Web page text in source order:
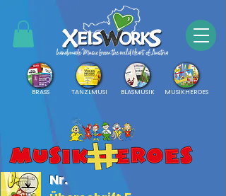
BRASS TANZLMUSI BLASMUSIK MUSIKHEROES
Nr.